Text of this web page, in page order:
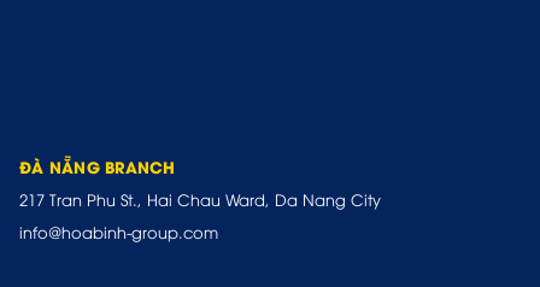
ĐÀ NẴNG BRANCH
217 Tran Phu St., Hai Chau Ward, Da Nang City
info@hoabinh-group.com